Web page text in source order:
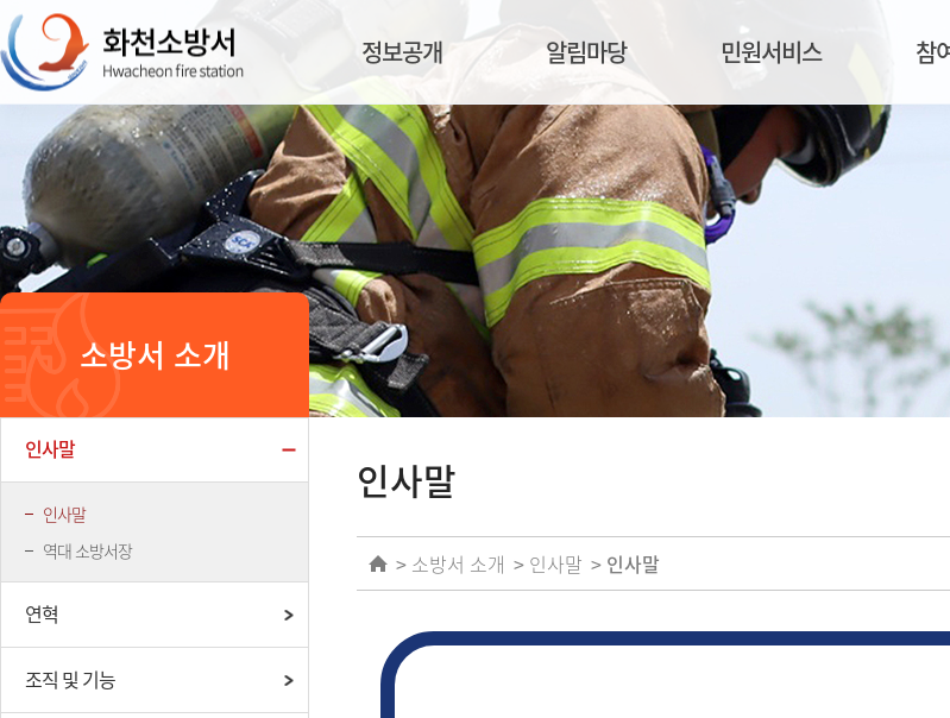
정보공개 알림마당 민원서비스 참
소방서 소개
인사말
인사말
역대 소방서장
연혁
조직 및 기능
인사말
소방서 소개 인사말 인사말